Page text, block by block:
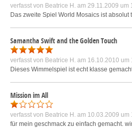
verfasst von Beatrice H. am 29.11.2009 um
Das zweite Spiel World Mosaics ist
Samantha Swift and the Golden Touch
verfasst von Beatrice H. am 16.10.2010 um
Dieses Wimmelspiel ist echt klasse
Mission im All
verfasst von Beatrice H. am 10.03.2009 um
für mein geschmack zu einfach gemacht.